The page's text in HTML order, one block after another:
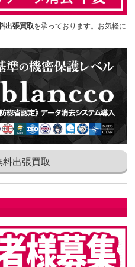
出張買取を承っております。お気軽に
出張買取